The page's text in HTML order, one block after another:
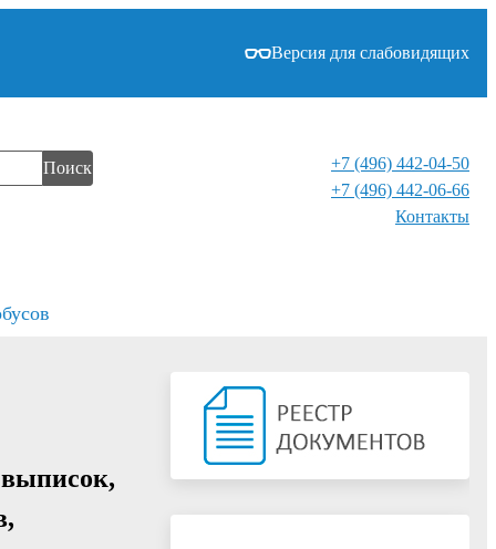
Версия для слабовидящих
Поиск
+7 (496) 442-04-50
+7 (496) 442-06-66
Контакты⁠